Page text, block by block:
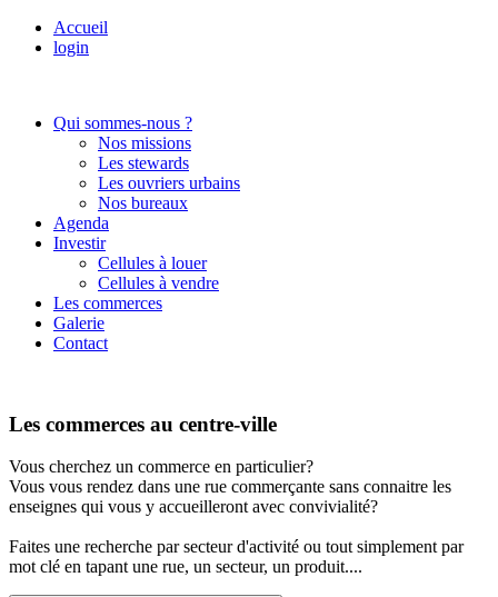
Accueil
login
Qui sommes-nous ?
Nos missions
Les stewards
Les ouvriers urbains
Nos bureaux
Agenda
Investir
Cellules à louer
Cellules à vendre
Les commerces
Galerie
Contact
Les commerces au centre-ville
Vous cherchez un commerce en particulier?
Vous vous rendez dans une rue commerçante sans connaitre les
enseignes qui vous y accueilleront avec convivialité?
Faites une recherche par secteur d'activité ou tout simplement par
mot clé en tapant une rue, un secteur, un produit....